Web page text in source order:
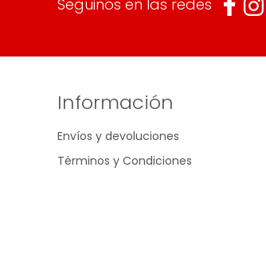
Seguinos en las redes
Información
Envíos y devoluciones
Términos y Condiciones